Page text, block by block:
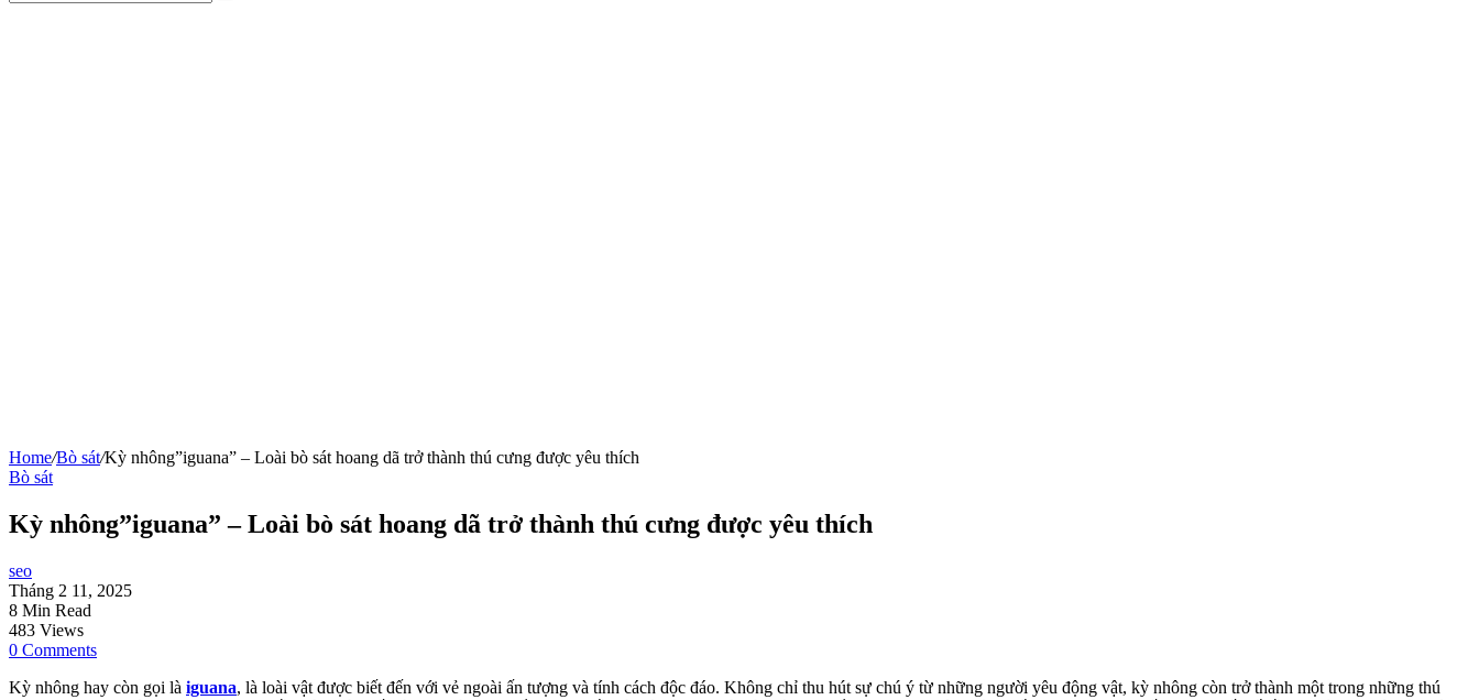
Home/Bò sát/Kỳ nhông”iguana” – Loài bò sát hoang dã trở thành thú cưng được yêu thích
Bò sát
Kỳ nhông”iguana” – Loài bò sát hoang dã trở thành thú cưng được yêu thích
seo
Tháng 2 11, 2025
8 Min Read
483 Views
0 Comments
Kỳ nhông hay còn gọi là iguana, là loài vật được biết đến với vẻ ngoài ấn tượng và tính cách độc đáo. Không chỉ thu hút sự chú ý từ những người yêu động vật, kỳ nhông còn trở thành một trong những thú